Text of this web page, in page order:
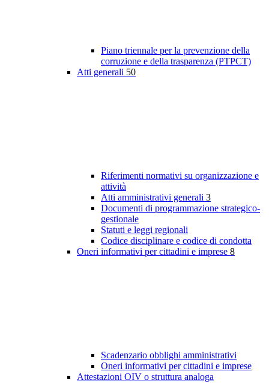
Piano triennale per la prevenzione della
corruzione e della trasparenza (PTPCT)
Atti generali 50
Riferimenti normativi su organizzazione e
attività
Atti amministrativi generali 3
Documenti di programmazione strategico-
gestionale
Statuti e leggi regionali
Codice disciplinare e codice di condotta
Oneri informativi per cittadini e imprese 8
Scadenzario obblighi amministrativi
Oneri informativi per cittadini e imprese
Attestazioni OIV o struttura analoga